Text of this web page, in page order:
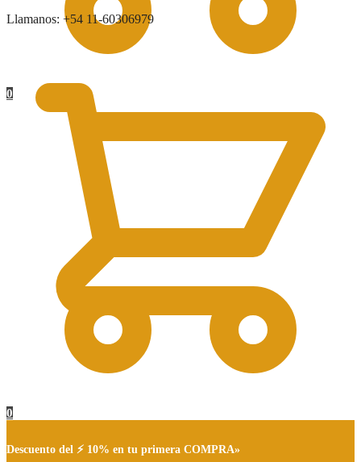
0
Llamanos: +54 11-60306979
0
Descuento del ⚡ 10% en tu primera COMPRA»